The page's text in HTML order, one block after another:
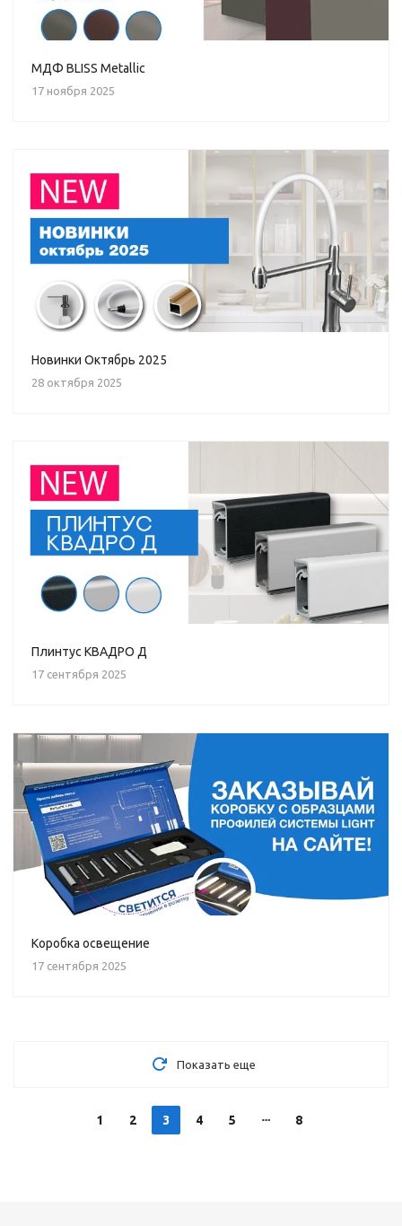
МДФ BLISS Metallic
17 ноября 2025
Новинки Октябрь 2025
28 октября 2025
Плинтус КВАДРО Д
17 сентября 2025
Коробка освещение
17 сентября 2025
Показать еще
1 2 3 4 5 8